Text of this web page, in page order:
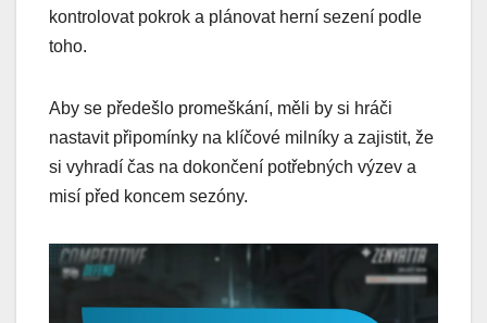
kontrolovat pokrok a plánovat herní sezení podle
toho.
Aby se předešlo promeškání, měli by si hráči
nastavit připomínky na klíčové milníky a zajistit, že
si vyhradí čas na dokončení potřebných výzev a
misí před koncem sezóny.